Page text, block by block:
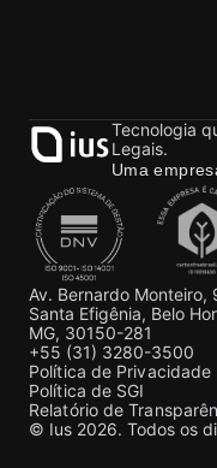
Tecnologia
Legais.
Uma
Av. Bernardo Monteiro,
Santa Efigênia, Belo
MG, 30150-281
+55 (31) 3280-3500
© Ius 2026. Todos os
Política de Privacidade
Política de SGI
Relatório de